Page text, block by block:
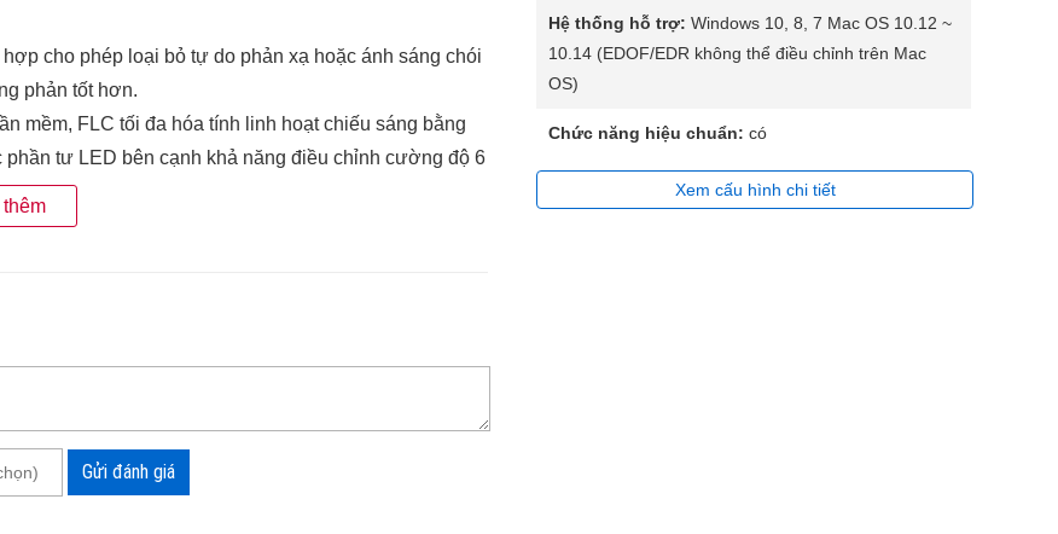
cho phép loại bỏ tự do phản xạ hoặc ánh sáng chói
phản tốt hơn.
mềm, FLC tối đa hóa tính linh hoạt chiếu sáng bằng
tư LED bên cạnh khả năng điều chỉnh cường độ 6
vicó thể đổi cho nhau cung cấp khả năng thích ứng
Gửi đánh giá
Hệ thống hỗ trợ: Windows 10, 8, 7 Mac OS 10.12 ~
10.14 (EDOF/EDR không thể điều chỉnh trên Mac
OS)
Chức năng hiệu chuẩn: có
Xem cấu hình chi tiết